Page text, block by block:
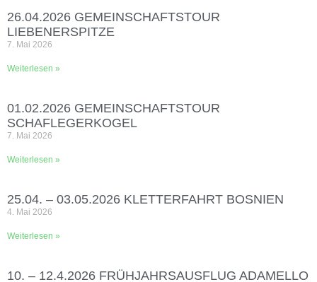
26.04.2026 GEMEINSCHAFTSTOUR
LIEBENERSPITZE
7. Mai 2026
Weiterlesen »
01.02.2026 GEMEINSCHAFTSTOUR
SCHAFLEGERKOGEL
7. Mai 2026
Weiterlesen »
25.04. – 03.05.2026 KLETTERFAHRT BOSNIEN
4. Mai 2026
Weiterlesen »
10. – 12.4.2026 FRÜHJAHRSAUSFLUG ADAMELLO